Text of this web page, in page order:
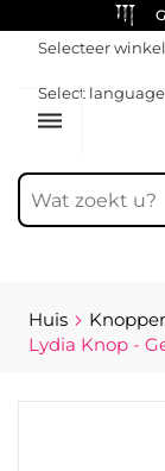
Selecteer winkel
Select
dehaze
Huis
Lydia Knop -